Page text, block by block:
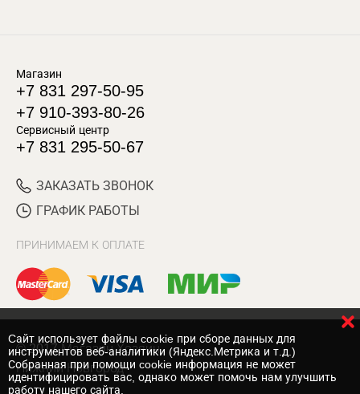
Магазин
+7 831 297-50-95
+7 910-393-80-26
Сервисный центр
+7 831 295-50-67
ЗАКАЗАТЬ ЗВОНОК
ГРАФИК РАБОТЫ
ПРИНИМАЕМ К ОПЛАТЕ
© 2017 Магазин Хозяин
Нижний Новгород
Cайт использует файлы cookie при сборе данных для
инструментов веб-аналитики (Яндекс.Метрика и т.д.)
Собранная при помощи cookie информация не может
идентифицировать вас, однако может помочь нам улучшить
работу нашего сайта.